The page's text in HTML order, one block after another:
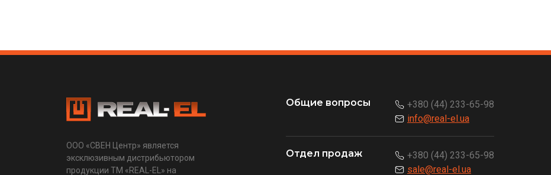
ООО «СВЕН Центр» является
эксклюзивным дистрибьютором
продукции ТМ «REAL-EL» на
Общие вопросы
+380 (44) 233-65-98
info@real-el.ua
Отдел продаж
+380 (44) 233-65-98
sale@real-el.ua